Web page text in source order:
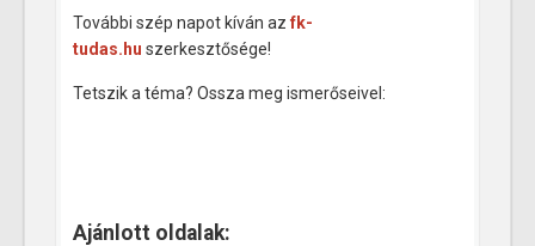
További szép napot kíván azfk-
tudas.hu szerkesztősége!
Tetszik a téma? Ossza meg ismerőseivel:
Ajánlott oldalak: